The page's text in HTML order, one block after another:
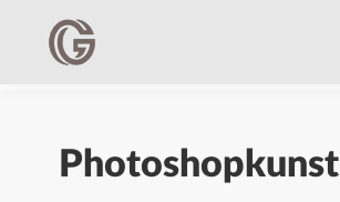
Photoshopkunst